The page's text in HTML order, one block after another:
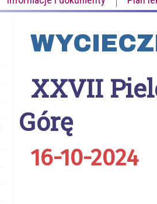
XXVII
Górę
16-10-2024